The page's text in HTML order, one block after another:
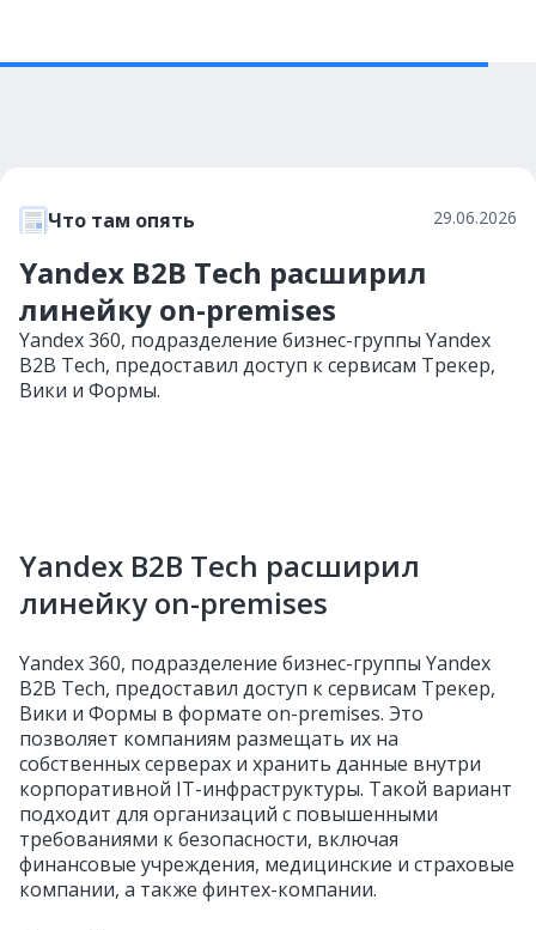
Что там опять 29.06.2026
Yandex B2B Tech расширил
линейку on-premises
Yandex 360, подразделение бизнес-группы Yandex
B2B Tech, предоставил доступ к сервисам Трекер,
Вики и Формы.
Yandex B2B Tech расширил
линейку on-premises
Yandex 360, подразделение бизнес-группы Yandex
B2B Tech, предоставил доступ к сервисам Трекер,
Вики и Формы в формате on-premises. Это
позволяет компаниям размещать их на
собственных серверах и хранить данные внутри
корпоративной IT-инфраструктуры. Такой вариант
подходит для организаций с повышенными
требованиями к безопасности, включая
финансовые учреждения, медицинские и страховые
компании, а также финтех-компании.